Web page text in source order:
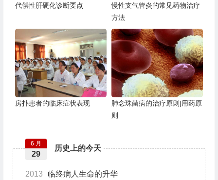
代偿性肝硬化诊断要点
慢性支气管炎的常见药物治疗
方法
房扑患者的临床症状表现
肺念珠菌病的治疗原则|用药原
则
历史上的今天
6 月
29
2013 临终病人生命的升华